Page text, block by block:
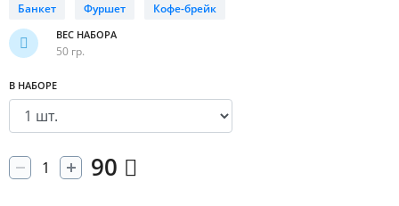
Банкет Фуршет Кофе-брейк
ВЕС НАБОРА
50 гр.
В НАБОРЕ
90